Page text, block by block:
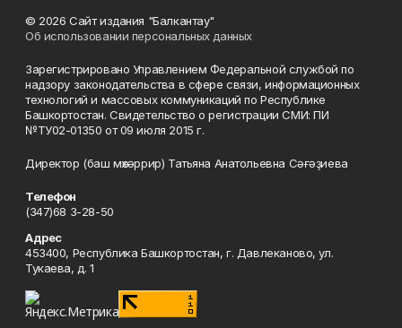
© 2026 Сайт издания "Балкантау"
Об использовании персональных данных
Зарегистрировано Управлением Федеральной службой по
надзору законодательства в сфере связи, информационных
технологий и массовых коммуникаций по Республике
Башкортостан. Свидетельство о регистрации СМИ: ПИ
№ТУ02-01350 от 09 июля 2015 г.
Директор (баш мөхәррир) Татьяна Анатольевна Сәғәҙиева
Телефон
(347)68 3-28-50
Адрес
453400, Республика Башкортостан, г. Давлеканово, ул.
Тукаева, д. 1